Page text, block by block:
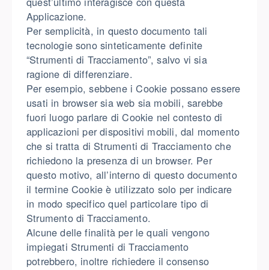
Applicazione.
Per semplicità, in questo documento tali
tecnologie sono sinteticamente definite
“Strumenti di Tracciamento”, salvo vi sia
ragione di differenziare.
Per esempio, sebbene i Cookie possano essere
usati in browser sia web sia mobili, sarebbe
fuori luogo parlare di Cookie nel contesto di
applicazioni per dispositivi mobili, dal momento
che si tratta di Strumenti di Tracciamento che
richiedono la presenza di un browser. Per
questo motivo, all’interno di questo documento
il termine Cookie è utilizzato solo per indicare
in modo specifico quel particolare tipo di
Strumento di Tracciamento.
Alcune delle finalità per le quali vengono
impiegati Strumenti di Tracciamento
potrebbero, inoltre richiedere il consenso